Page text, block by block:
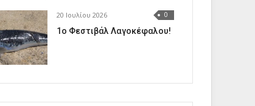
20 Ιουλίου 2026 0
1o Φεστιβάλ Λαγοκέφαλου!